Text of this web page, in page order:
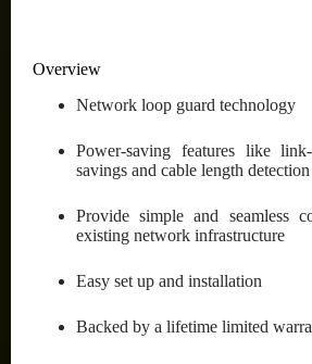
Overview
Network loop guard technology
Power-saving features like
savings and cable length detection
Provide simple and seamless
existing network infrastructure
Easy set up and installation
Backed by a lifetime limited